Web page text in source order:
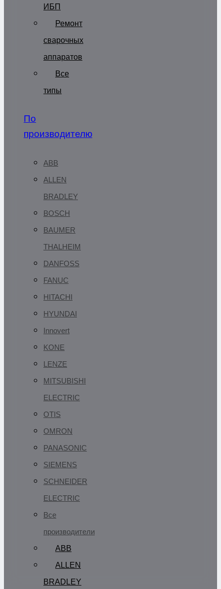
ИБП
Ремонт
сварочных
аппаратов
Все
типы
По
производителю
ABB
ALLEN
BRADLEY
BOSCH
BAUMER
THALHEIM
DANFOSS
FANUC
HITACHI
HYUNDAI
Innovert
KONE
LENZE
MITSUBISHI
ELECTRIC
OTIS
OMRON
PANASONIC
SIEMENS
SCHNEIDER
ELECTRIC
Все
производители
ABB
ALLEN
BRADLEY